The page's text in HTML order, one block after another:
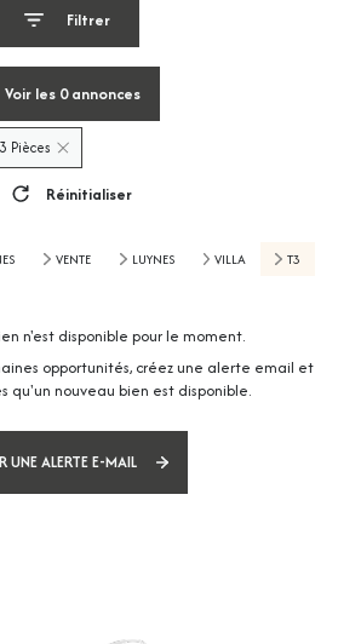
Filtrer
Voir les 0annonces
3 Pièces
Réinitialiser
VENTE LUYNES VILLA T3
n'est disponible pour le moment.
opportunités, créez une alerte email et
qu'un nouveau bien est disponible.
UNE ALERTE E-MAIL